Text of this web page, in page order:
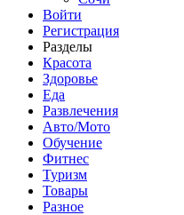
Войти
Регистрация
Разделы
Красота
Здоровье
Еда
Развлечения
Авто/Мото
Обучение
Фитнес
Туризм
Товары
Разное